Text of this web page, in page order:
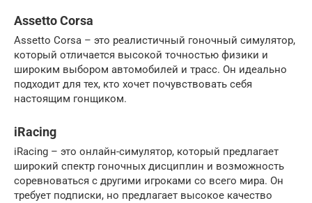
Assetto Corsa
Assetto Corsa – это реалистичный гоночный симулятор,
который отличается высокой точностью физики и
широким выбором автомобилей и трасс. Он идеально
подходит для тех, кто хочет почувствовать себя
настоящим гонщиком.
iRacing
iRacing – это онлайн-симулятор, который предлагает
широкий спектр гоночных дисциплин и возможность
соревноваться с другими игроками со всего мира. Он
требует подписки, но предлагает высокое качество